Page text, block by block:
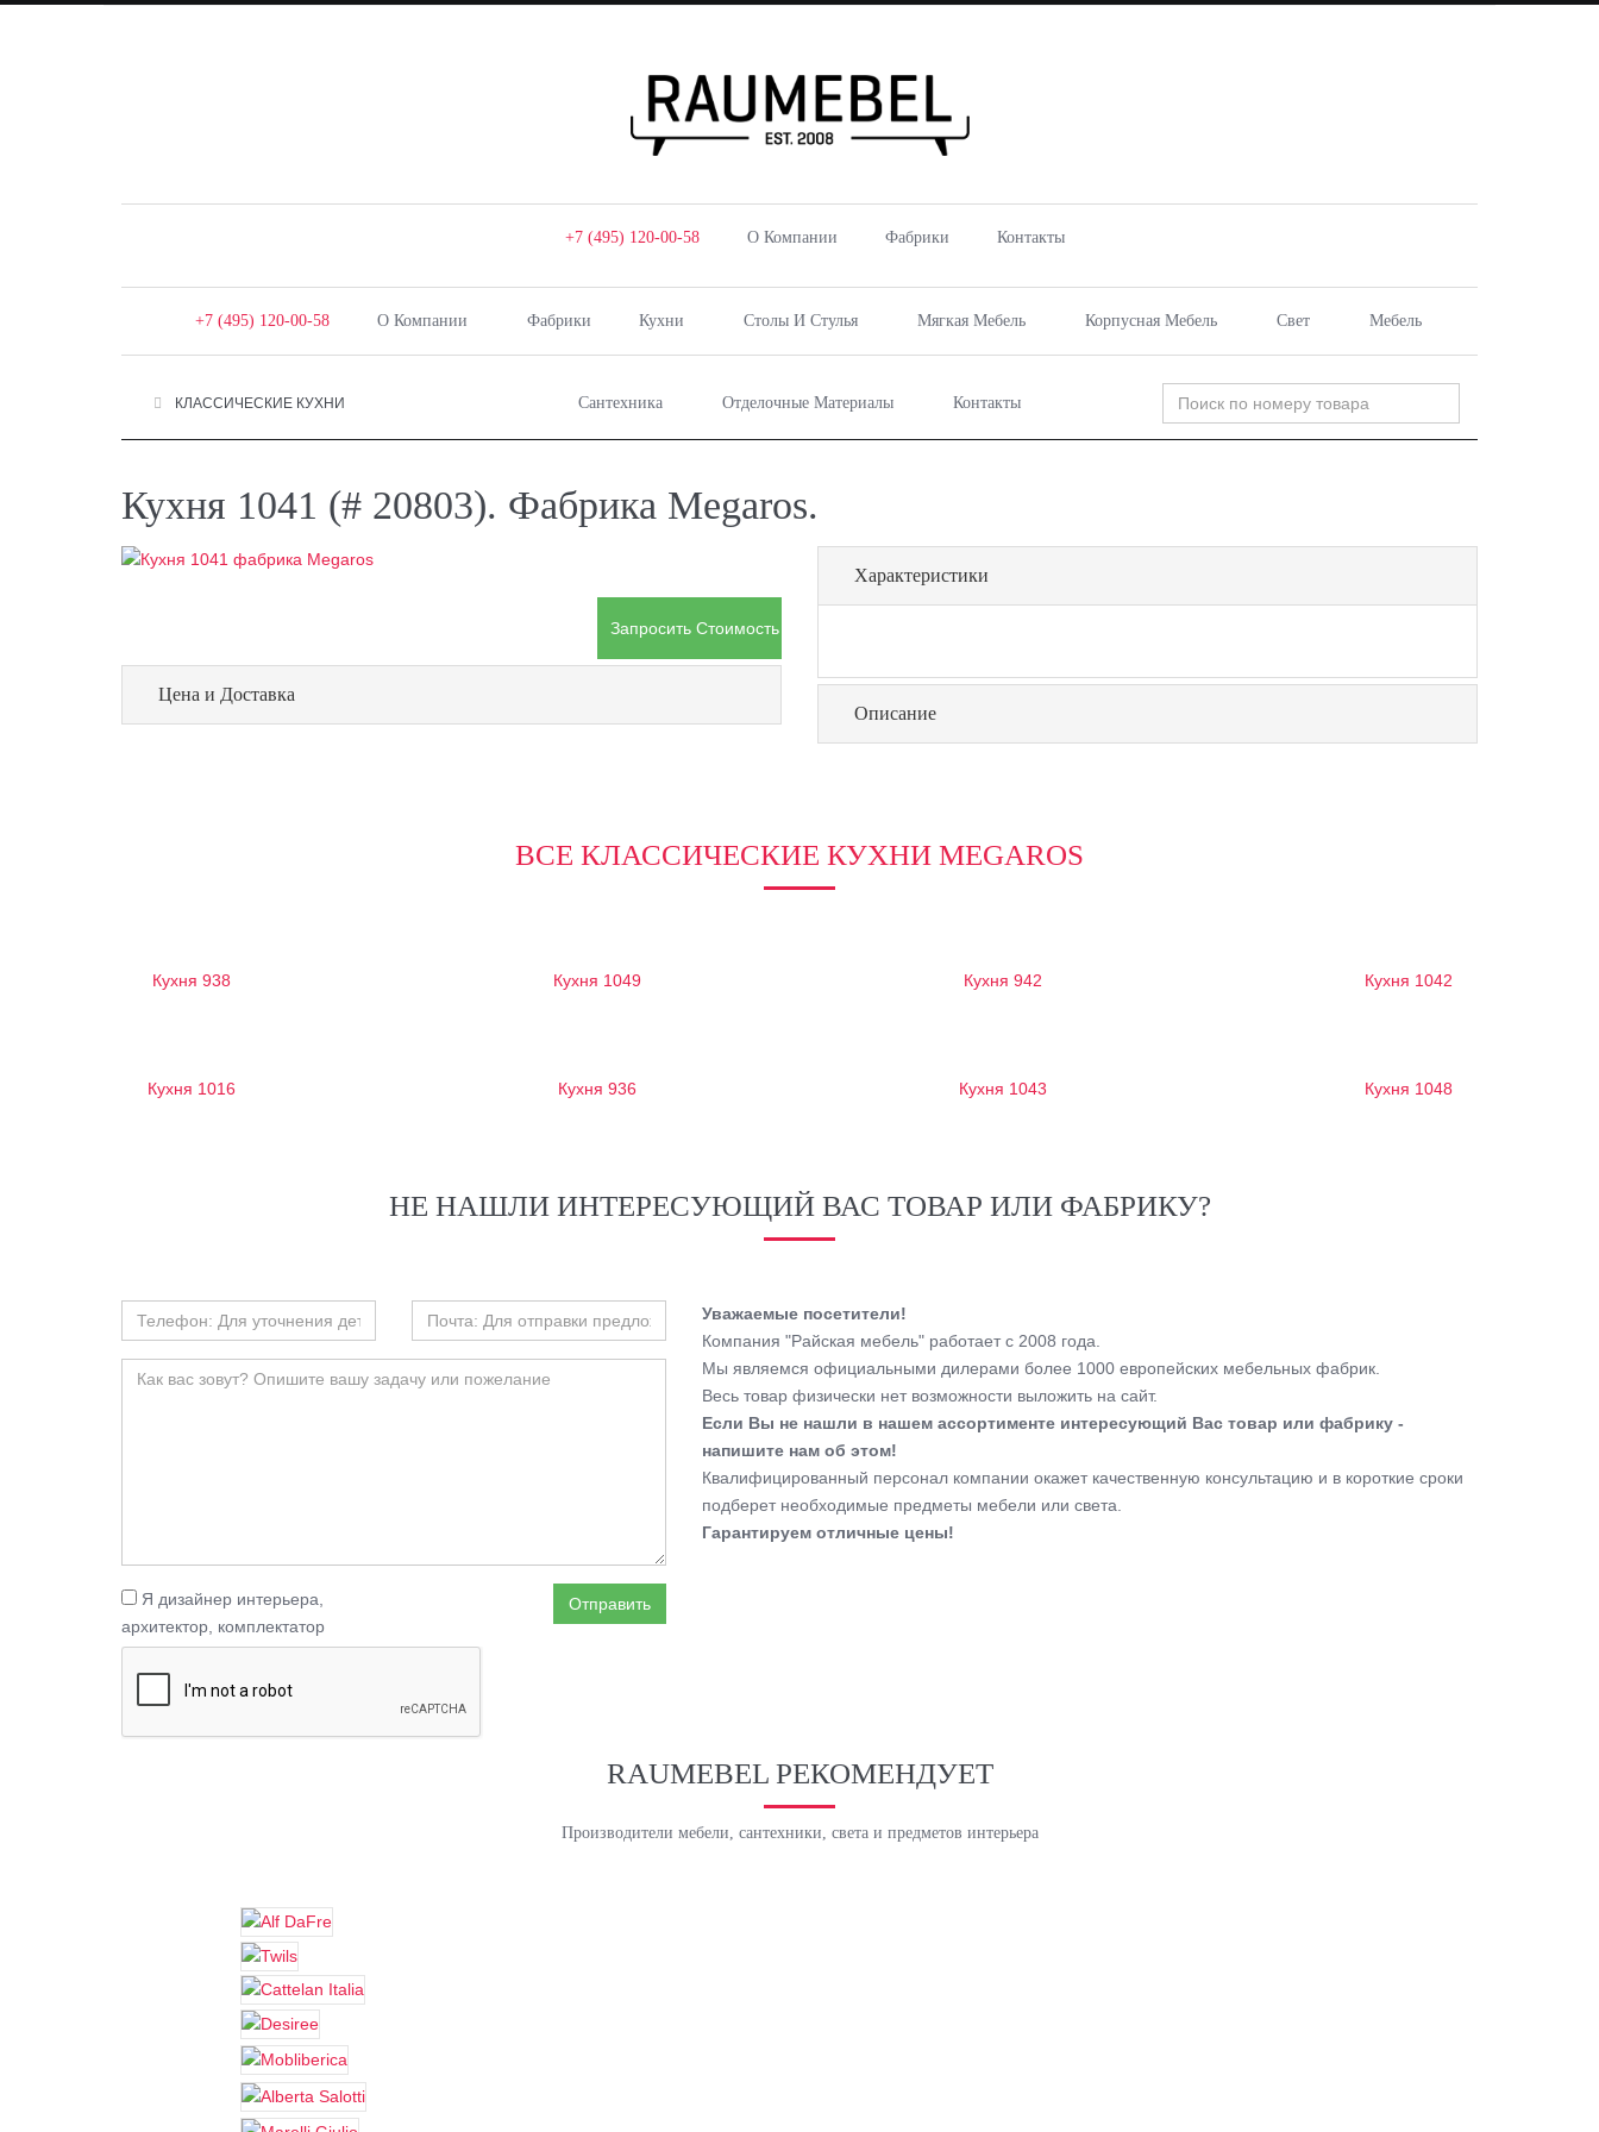
+7 (495) 120-00-58 О Компании Фабрики Контакты
+7 (495) 120-00-58 О Компании Фабрики Кухни Столы И Стулья Мягкая Мебель Корпусная Мебель Свет Мебель
Сантехника Отделочные Материалы Контакты
КЛАССИЧЕСКИЕ КУХНИ
Кухня 1041 (# 20803). Фабрика Megaros.
Запросить Стоимость Товара
Цена и Доставка
Характеристики
Описание
ВСЕ КЛАССИЧЕСКИЕ КУХНИ MEGAROS
Кухня 938 Кухня 1049 Кухня 942 Кухня 1042
Кухня 1016 Кухня 936 Кухня 1043 Кухня 1048
НЕ НАШЛИ ИНТЕРЕСУЮЩИЙ ВАС ТОВАР ИЛИ ФАБРИКУ?
Я дизайнер интерьера,
архитектор, комплектатор
Отправить
Уважаемые посетители!
Компания "Райская мебель" работает с 2008 года.
Мы являемся официальными дилерами более 1000 европейских мебельных фабрик.
Весь товар физически нет возможности выложить на сайт.
Если Вы не нашли в нашем ассортименте интересующий Вас товар или фабрику -
напишите нам об этом!
Квалифицированный персонал компании окажет качественную консультацию и в короткие сроки
подберет необходимые предметы мебели или света.
Гарантируем отличные цены!
RAUMEBEL РЕКОМЕНДУЕТ
Производители мебели, сантехники, света и предметов интерьера